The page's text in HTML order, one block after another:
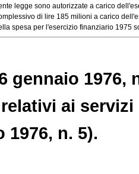
legge sono autorizzate a carico
di lire 185 milioni a carico
spesa per l'esercizio finanziario 1975
gennaio 1976,
ai
1976, n. 5).